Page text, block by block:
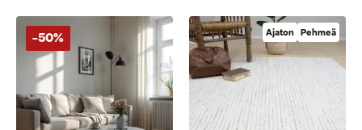
useampi
muunnelma.
tehdä
valinnat
tuotteen
useampi
muunnelma.
Voit
tehdä
valinnat
tuotteen
-50% Ajaton Pehmeä